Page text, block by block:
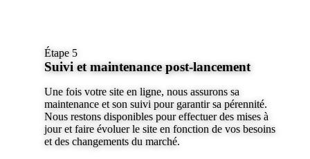
Étape 5
Suivi et maintenance post-lancement
Une fois votre site en ligne, nous assurons sa
maintenance et son suivi pour garantir sa pérennité.
Nous restons disponibles pour effectuer des mises à
jour et faire évoluer le site en fonction de vos besoins
et des changements du marché.